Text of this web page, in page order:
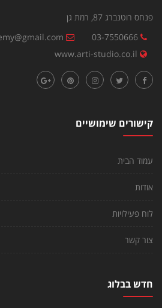
פנחס רוטנברג 87, רמת גן
03-7550666
www.arti-studio.co.il
קישורים שימושיים
עמוד הבית
אודות
לוח פעילויות
צור קשר
חדש בבלוג